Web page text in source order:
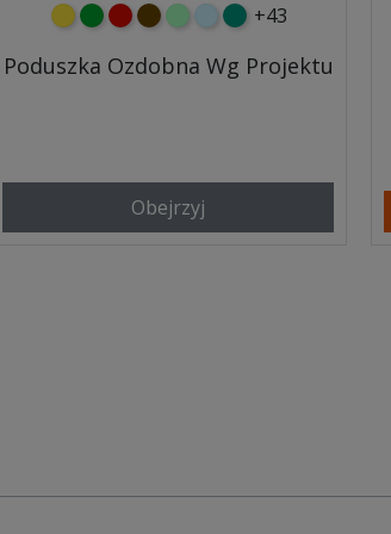
żółtyzielonyczerwony
czekoladowy
miętowybłękitny
turkusowy
+43
Poduszka Ozdobna Wg Projektu
Obejrzyj